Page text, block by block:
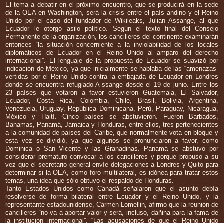
El tema a debatir en el próximo encuentro, que se producirá en la sede
de la OEA en Washington, será la crisis entre el país andino y el Reino
Unido por el caso del fundador de Wikileaks, Julian Assange, al que
Ecuador le otorgó asilo político. Según el texto final del Consejo
Permanente de la organización, los cancilleres del continente examinarán
entonces “la situación concerniente a la inviolabilidad de los locales
diplomáticos de Ecuador en el Reino Unido al amparo del derecho
internacional”. El lenguaje de la propuesta de Ecuador se suavizó por
indicación de México, ya que inicialmente se hablaba de las “amenazas”
vertidas por el Reino Unido contra la embajada de Ecuador en Londres
donde se encuentra refugiado A-ssange desde el 19 de junio. Entre los
23 países que votaron a favor estuvieron Guatemala, El Salvador,
Ecuador, Costa Rica, Colombia, Chile, Brasil, Bolivia, Argentina,
Venezuela, Uruguay, República Dominicana, Perú, Paraguay, Nicaragua,
México y Haití. Cinco países se abstuvieron. Fueron Barbados,
Bahamas, Panamá, Jamaica y Honduras, entre ellos, tres pertenecientes
a la comunidad de países del Caribe, que normalmente vota en bloque y
esta vez se dividió, ya que algunos se pronunciaron a favor, como
Dominica o San Vicente y las Granadinas. Panamá se abstuvo por
considerar prematuro convocar a los cancilleres y porque propuso a su
vez que el secretario general envíe delegaciones a Londres y Quito para
determinar si la OEA, como foro multilateral, es idónea para tratar estos
temas, una idea que sólo obtuvo el respaldo de Honduras.
Tanto Estados Unidos como Canadá señalaron que el asunto debía
resolverse de forma bilateral entre Ecuador y el Reino Unido, y la
representante estadounidense, Carmen Lomellin, afirmó que la reunión de
cancilleres “no va a aportar valor y será, incluso, dañina para la fama de
la institución internacional”. “Las acusaciones de que el Reino Unido